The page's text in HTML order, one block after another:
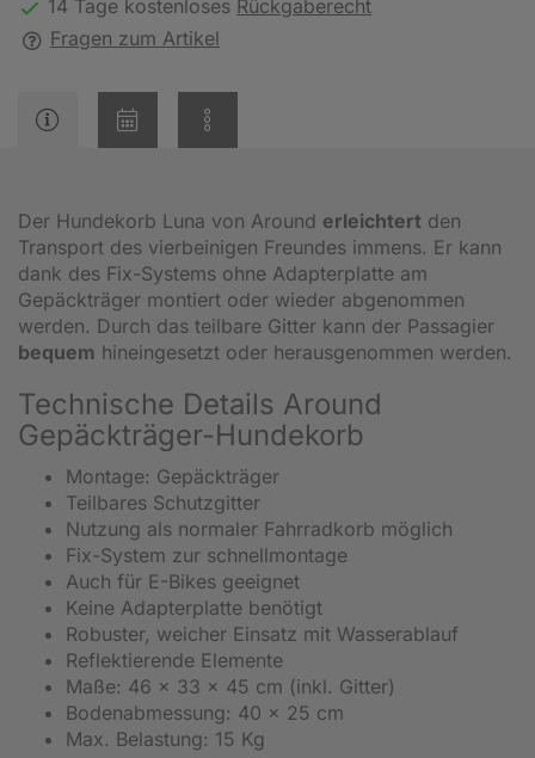
14 Tage kostenloses Rückgaberecht
Fragen zum Artikel
Der Hundekorb Luna von Around erleichtert den
Transport des vierbeinigen Freundes immens. Er kann
dank des Fix-Systems ohne Adapterplatte am
Gepäckträger montiert oder wieder abgenommen
werden. Durch das teilbare Gitter kann der Passagier
bequem hineingesetzt oder herausgenommen werden.
Technische Details Around
Gepäckträger-Hundekorb
Montage: Gepäckträger
Teilbares Schutzgitter
Nutzung als normaler Fahrradkorb möglich
Fix-System zur schnellmontage
Auch für E-Bikes geeignet
Keine Adapterplatte benötigt
Robuster, weicher Einsatz mit Wasserablauf
Reflektierende Elemente
Maße: 46 x 33 x 45 cm (inkl. Gitter)
Bodenabmessung: 40 x 25 cm
Max. Belastung: 15 Kg